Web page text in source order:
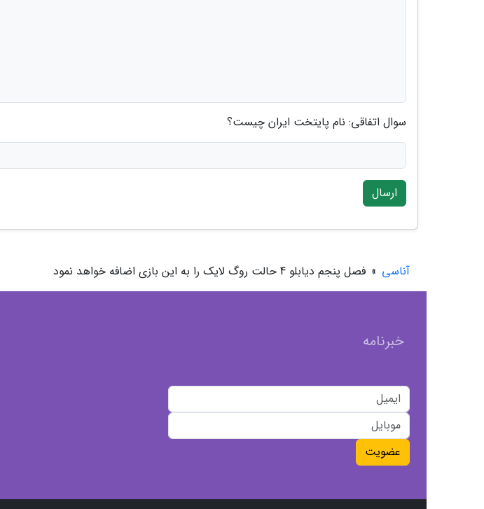
سوال اتفاقی: نام پایتخت ایران چیست؟
ارسال
آناسی » فصل پنجم دیابلو 4 حالت روگ لایک را به این بازی اضافه خواهد نمود
خبرنامه
عضویت